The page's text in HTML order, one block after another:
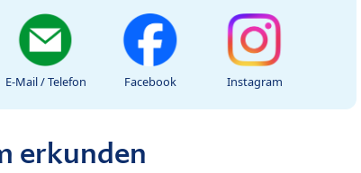
E-Mail / Telefon Facebook Instagram
erkunden